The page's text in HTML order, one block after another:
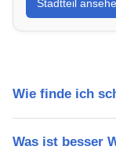
Stadtteil
Wie finde ich
Was ist besser